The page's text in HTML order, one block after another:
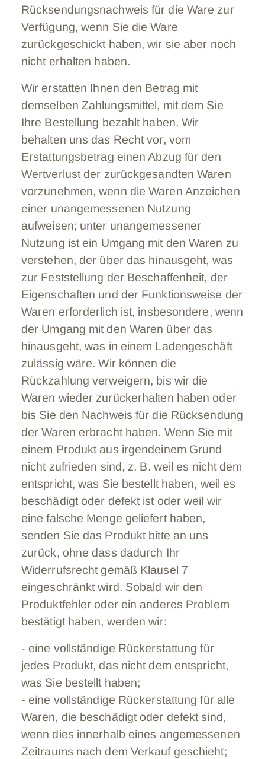
Rücksendungsnachweis für die Ware zur
Verfügung, wenn Sie die Ware
zurückgeschickt haben, wir sie aber noch
nicht erhalten haben.
Wir erstatten Ihnen den Betrag mit
demselben Zahlungsmittel, mit dem Sie
Ihre Bestellung bezahlt haben. Wir
behalten uns das Recht vor, vom
Erstattungsbetrag einen Abzug für den
Wertverlust der zurückgesandten Waren
vorzunehmen, wenn die Waren Anzeichen
einer unangemessenen Nutzung
aufweisen; unter unangemessener
Nutzung ist ein Umgang mit den Waren zu
verstehen, der über das hinausgeht, was
zur Feststellung der Beschaffenheit, der
Eigenschaften und der Funktionsweise der
Waren erforderlich ist, insbesondere, wenn
der Umgang mit den Waren über das
hinausgeht, was in einem Ladengeschäft
zulässig wäre. Wir können die
Rückzahlung verweigern, bis wir die
Waren wieder zurückerhalten haben oder
bis Sie den Nachweis für die Rücksendung
der Waren erbracht haben. Wenn Sie mit
einem Produkt aus irgendeinem Grund
nicht zufrieden sind, z. B. weil es nicht dem
entspricht, was Sie bestellt haben, weil es
beschädigt oder defekt ist oder weil wir
eine falsche Menge geliefert haben,
senden Sie das Produkt bitte an uns
zurück, ohne dass dadurch Ihr
Widerrufsrecht gemäß Klausel 7
eingeschränkt wird. Sobald wir den
Produktfehler oder ein anderes Problem
bestätigt haben, werden wir:
- eine vollständige Rückerstattung für
jedes Produkt, das nicht dem entspricht,
was Sie bestellt haben;
- eine vollständige Rückerstattung für alle
Waren, die beschädigt oder defekt sind,
wenn dies innerhalb eines angemessenen
Zeitraums nach dem Verkauf geschieht;